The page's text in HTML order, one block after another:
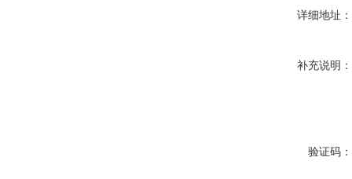
详细地址：
补充说明：
验证码：